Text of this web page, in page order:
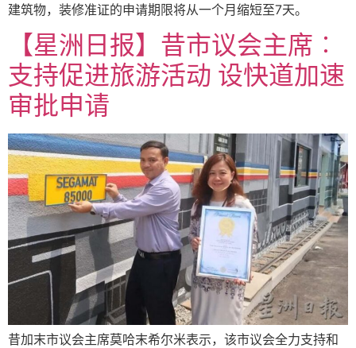
建筑物，装修准证的申请期限将从一个月缩短至7天。
【星洲日报】昔市议会主席︰
支持促进旅游活动 设快道加速
审批申请
昔加末市议会主席莫哈末希尔米表示，该市议会全力支持和